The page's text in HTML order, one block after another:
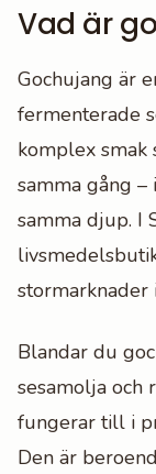
Vad är
Gochujang är
fermenterade
komplex smak
samma gång
samma djup. I
stormarknader
Blandar du
sesamolja och
fungerar till i
Den är